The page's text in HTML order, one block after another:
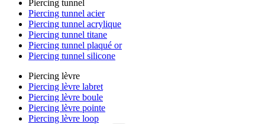
Piercing tunnel
Piercing tunnel acier
Piercing tunnel acrylique
Piercing tunnel titane
Piercing tunnel plaqué or
Piercing tunnel silicone
Piercing lèvre
Piercing lèvre labret
Piercing lèvre boule
Piercing lèvre pointe
Piercing lèvre loop